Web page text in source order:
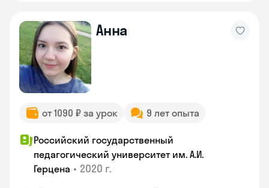
Анна
от 1090 ₽ за урок 9 лет опыта
Российский государственный
педагогический университет им. А.И.
Герцена • 2020 г.